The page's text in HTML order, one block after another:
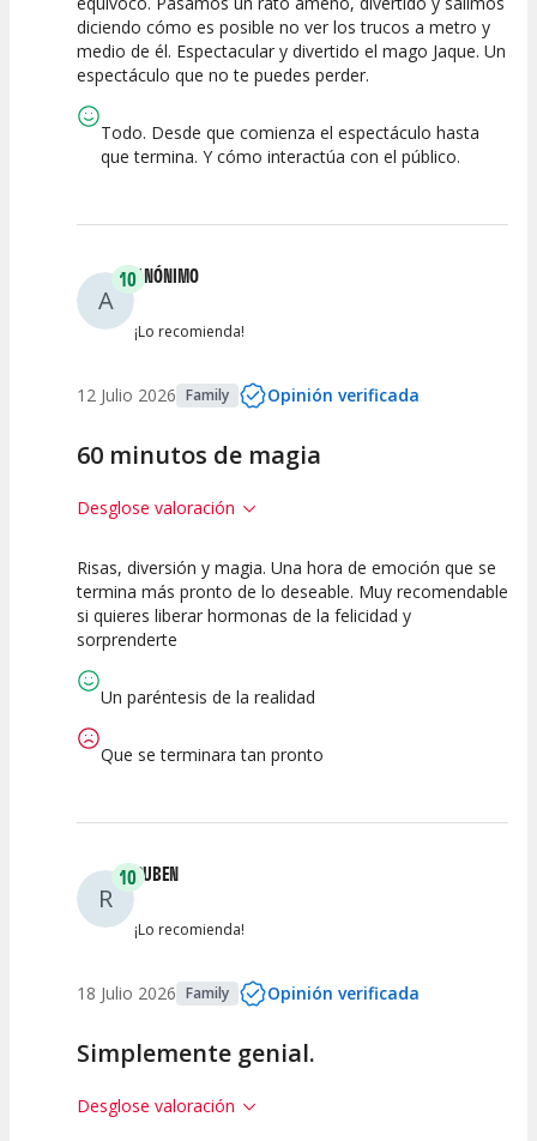
Calidad del
Espectáculo
Puesta en
Escena
Interpretación
artística
diciendo cómo es posible no ver los trucos a metro y
medio de él. Espectacular y divertido el mago Jaque. Un
espectáculo que no te puedes perder.
Todo. Desde que comienza el espectáculo hasta
que termina. Y cómo interactúa con el público.
A
10ANÓNIMO
¡Lo recomienda!
12 Julio 2026 Family Opinión verificada
60 minutos de magia
Desglose valoración
10
Calidad del
Espectáculo
10
Puesta en
10
Interpretación
Risas, diversión y magia. Una hora de emoción que se
termina más pronto de lo deseable. Muy recomendable
si quieres liberar hormonas de la felicidad y
sorprenderte
Un paréntesis de la realidad
Que se terminara tan pronto
R
10RUBEN
¡Lo recomienda!
18 Julio 2026 Family Opinión verificada
Simplemente genial.
Desglose valoración